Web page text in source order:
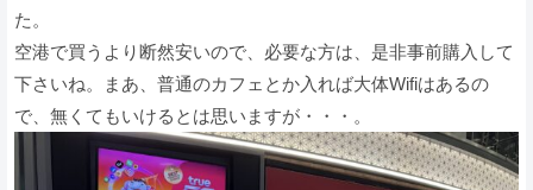
た。
空港で買うより断然安いので、必要な方は、是非事前購入して
下さいね。まあ、普通のカフェとか入れば大体Wifiはあるの
で、無くてもいけるとは思いますが・・・。